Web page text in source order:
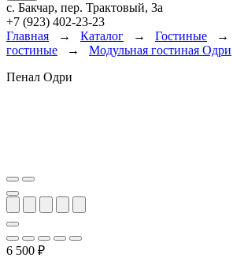
с. Бакчар, пер. Трактовый, 3а
+7 (923) 402-23-23
Главная → Каталог → Гостиные →
гостиные → Модульная гостиная Одри
Пенал Одри
6 500 ₽